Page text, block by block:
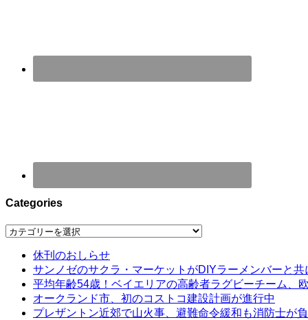
Categories
Categories
休刊のおしらせ
サンノゼのサクラ・マーケットがDIYラーメンバーと共
平均年齢54歳！ベイエリアの高齢者ラグビーチーム、
オークランド市、初のコストコ建設計画が進行中
プレザントン近郊で山火事、避難命令緩和も消防士が